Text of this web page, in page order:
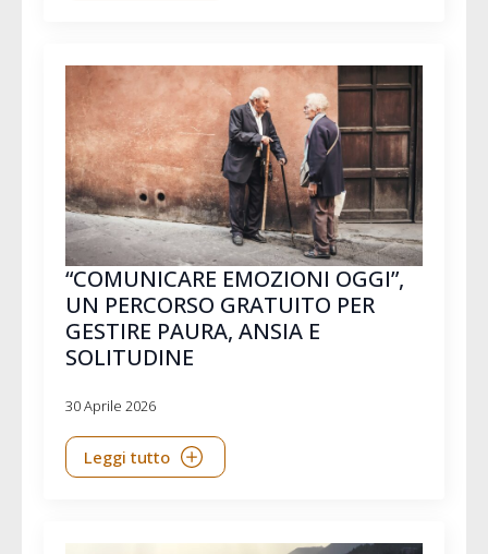
“COMUNICARE EMOZIONI OGGI”,
UN PERCORSO GRATUITO PER
GESTIRE PAURA, ANSIA E
SOLITUDINE
30 Aprile 2026
Leggi tutto